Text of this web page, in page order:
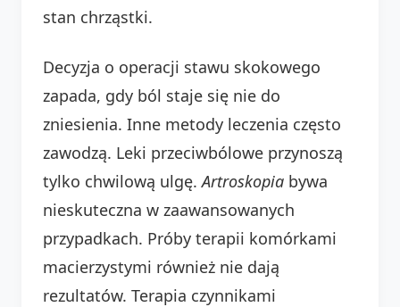
stan chrząstki.
Decyzja o operacji stawu skokowego
zapada, gdy ból staje się nie do
zniesienia. Inne metody leczenia często
zawodzą. Leki przeciwbólowe przynoszą
tylko chwilową ulgę.Artroskopia bywa
nieskuteczna w zaawansowanych
przypadkach. Próby terapii komórkami
macierzystymi również nie dają
rezultatów. Terapia czynnikami